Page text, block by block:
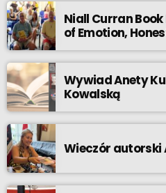
Niall Curran Book
of Emotion,
Wywiad Anety
Kowalską
Wieczór autorski